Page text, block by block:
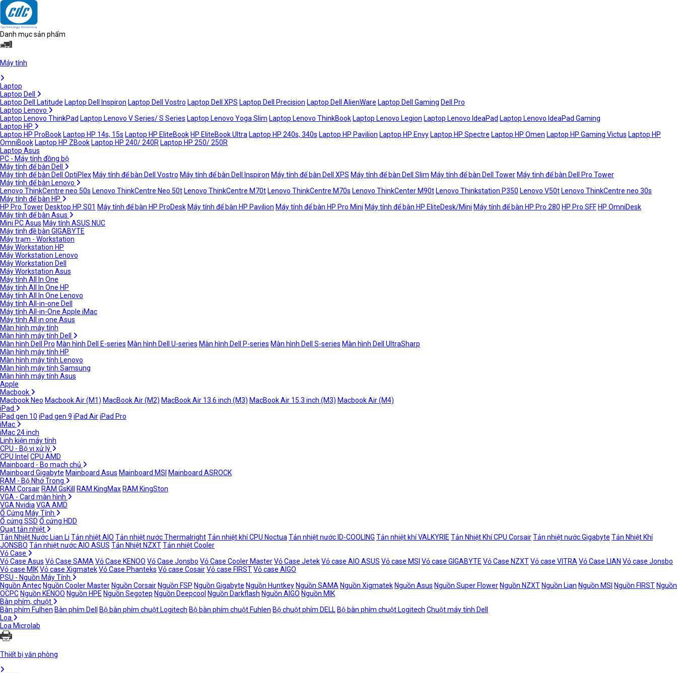
Danh mục sản phẩm
Máy tính
Laptop
Laptop Dell
Laptop Dell Latitude Laptop Dell Inspiron Laptop Dell Vostro Laptop Dell XPS Laptop Dell Precision Laptop Dell AlienWare Laptop Dell Gaming Dell Pro
Laptop Lenovo
Laptop Lenovo ThinkPad Laptop Lenovo V Series/ S Series Laptop Lenovo Yoga Slim Laptop Lenovo ThinkBook Laptop Lenovo Legion Laptop Lenovo IdeaPad Laptop Lenovo IdeaPad Gaming
Laptop HP
Laptop HP ProBook Laptop HP 14s, 15s Laptop HP EliteBook HP EliteBook Ultra Laptop HP 240s, 340s Laptop HP Pavilion Laptop HP Envy Laptop HP Spectre Laptop HP Omen Laptop HP Gaming Victus Laptop HP
OmniBook Laptop HP ZBook Laptop HP 240/ 240R Laptop HP 250/ 250R
Laptop Asus
PC - Máy tính đồng bộ
Máy tính để bàn Dell
Máy tính để bàn Dell OptiPlex Máy tính để bàn Dell Vostro Máy tính để bàn Dell Inspiron Máy tính để bàn Dell XPS Máy tính để bàn Dell Slim Máy tính để bàn Dell Tower Máy tinh để bàn Dell Pro Tower
Máy tính để bàn Lenovo
Lenovo ThinkCentre neo 50s Lenovo ThinkCentre Neo 50t Lenovo ThinkCentre M70t Lenovo ThinkCentre M70s Lenovo ThinkCenter M90t Lenovo Thinkstation P350 Lenovo V50t Lenovo ThinkCentre neo 30s
Máy tính để bàn HP
HP Pro Tower Desktop HP S01 Máy tính để bàn HP ProDesk Máy tính để bàn HP Pavilion Máy tính để bàn HP Pro Mini Máy tính để bàn HP EliteDesk/Mini Máy tính để bàn HP Pro 280 HP Pro SFF HP OmniDesk
Máy tính để bàn Asus
Mini PC Asus Máy tính ASUS NUC
Máy tinh đề bàn GIGABYTE
Máy trạm - Workstation
Máy Workstation HP
Máy Workstation Lenovo
Máy Workstation Dell
Máy Workstation Asus
Máy tính All In One
Máy tính All In One HP
Máy tính All In One Lenovo
Máy tính All-in-one Dell
Máy tính All-in-One Apple iMac
Máy tính All in one Asus
Màn hình máy tính
Màn hình máy tính Dell
Màn hình Dell Pro Màn hình Dell E-series Màn hình Dell U-series Màn hình Dell P-series Màn hình Dell S-series Màn hình Dell UltraSharp
Màn hình máy tính HP
Màn hình máy tính Lenovo
Màn hình máy tính Samsung
Màn hình máy tính Asus
Apple
Macbook
Macbook Neo Macbook Air (M1) MacBook Air (M2) MacBook Air 13.6 inch (M3) MacBook Air 15.3 inch (M3) Macbook Air (M4)
iPad
iPad gen 10 iPad gen 9 iPad AiriPad Pro
iMac
iMac 24 inch
Linh kiện máy tính
CPU - Bộ vi xử lý
CPU Intel CPU AMD
Mainboard - Bo mạch chủ
Mainboard Gigabyte Mainboard Asus Mainboard MSI Mainboard ASROCK
RAM - Bộ Nhớ Trong
RAM Corsair RAM GsKill RAM KingMax RAM KingSton
VGA - Card màn hình
VGA Nvidia VGA AMD
Ổ Cứng Máy Tính
Ổ cứng SSD Ổ cứng HDD
Quạt tản nhiệt
Tản Nhiệt Nước Lian Li Tản nhiệt AIO Tản nhiệt nước ThermalrightTản nhiệt khí CPU Noctua Tản nhiệt nước ID-COOLING Tản nhiệt khí VALKYRIE Tản Nhiệt Khí CPU CorsairTản nhiệt nước Gigabyte Tản Nhiệt Khí
JONSBO Tản nhiệt nước AIO ASUS Tản Nhiệt NZXTTản nhiệt Cooler
Vỏ Case
Vỏ Case Asus Vỏ Case SAMA Vỏ Case KENOO Vỏ Case Jonsbo Vỏ Case Cooler MasterVỏ Case JetekVỏ case AIO ASUS Vỏ case MSI Vỏ case GIGABYTE Vỏ Case NZXTVỏ case VITRA Vỏ Case LIAN Vỏ case Jonsbo
Vỏ case MIKVỏ case XigmatekVỏ Case Phanteks Vỏ case CosairVỏ case FIRSTVỏ case AIGO
PSU - Nguồn Máy Tính
Nguồn Antec Nguồn Cooler Master Nguồn Corsair Nguồn FSP Nguồn Gigabyte Nguồn Huntkey Nguồn SAMA Nguồn Xigmatek Nguồn Asus Nguồn Super Flower Nguồn NZXT Nguồn Lian Nguồn MSI Nguồn FIRST Nguồn
OCPC Nguồn KENOO Nguồn HPE Nguồn Segotep Nguồn Deepcool Nguồn Darkflash Nguồn AIGO Nguồn MIK
Bàn phím, chuột
Bàn phím Fulhen Bàn phím Dell Bộ bàn phím chuột Logitech Bộ bàn phím chuột Fuhlen Bộ chuột phím DELL Bộ bàn phím chuột Logitech Chuột máy tính Dell
Loa
Loa Microlab
Thiết bị văn phòng